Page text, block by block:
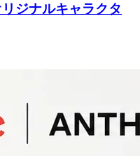
ジナルキャラクタ